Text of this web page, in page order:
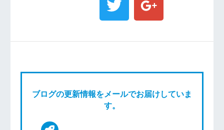
ブログの更新情報をメールでお届けしていま
す。